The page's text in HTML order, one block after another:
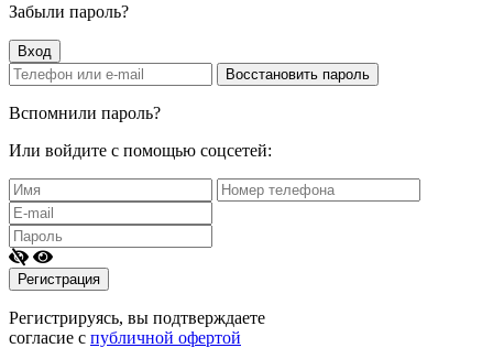
Забыли пароль?
Вспомнили пароль?
Или войдите с помощью соцсетей:
Регистрируясь, вы подтверждаете
согласие с публичной офертой